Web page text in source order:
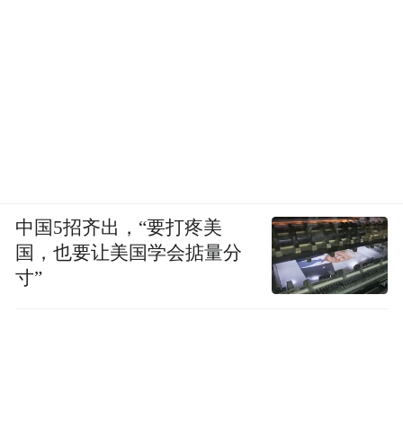
中国5招齐出，“要打疼美
国，也要让美国学会掂量分
寸”